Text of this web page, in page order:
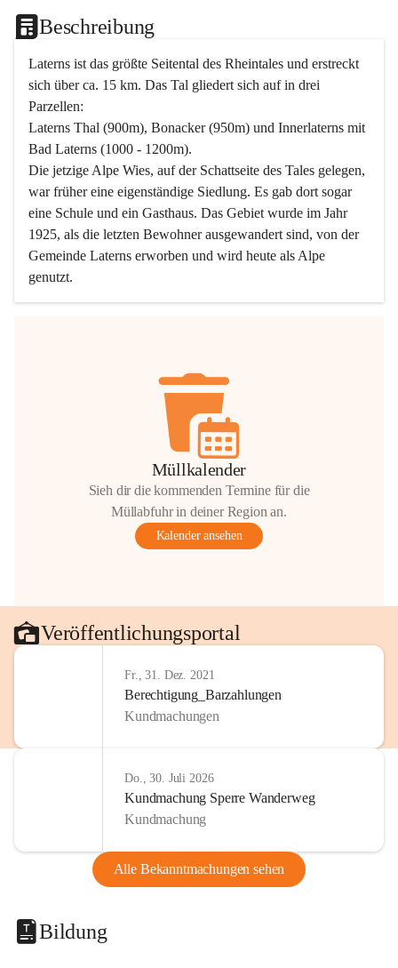
Beschreibung
Laterns ist das größte Seitental des Rheintales und erstreckt
sich über ca. 15 km. Das Tal gliedert sich auf in drei
Parzellen:
Laterns Thal (900m), Bonacker (950m) und Innerlaterns mit
Bad Laterns (1000 - 1200m).
Die jetzige Alpe Wies, auf der Schattseite des Tales gelegen,
war früher eine eigenständige Siedlung. Es gab dort sogar
eine Schule und ein Gasthaus. Das Gebiet wurde im Jahr
1925, als die letzten Bewohner ausgewandert sind, von der
Gemeinde Laterns erworben und wird heute als Alpe
genutzt.
Müllkalender
Sieh dir die kommenden Termine für die
Müllabfuhr in deiner Region an.
Kalender ansehen
Veröffentlichungsportal
Fr., 31. Dez. 2021
Berechtigung_Barzahlungen
Kundmachungen
Do., 30. Juli 2026
Kundmachung Sperre Wanderweg
Kundmachung
Alle Bekanntmachungen sehen
Bildung